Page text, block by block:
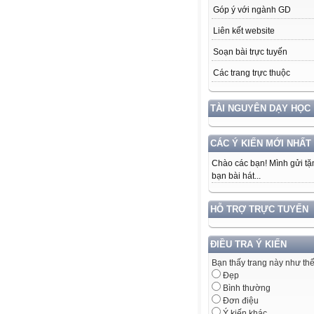
Góp ý với ngành GD
Liên kết website
Soạn bài trực tuyến
Các trang trực thuộc
TÀI NGUYÊN DẠY HỌC
CÁC Ý KIẾN MỚI NHẤT
Chào các bạn! Mình gửi
bạn bài hát...
HỖ TRỢ TRỰC TUYẾN
ĐIỀU TRA Ý KIẾN
Bạn thấy trang này như
Đẹp
Bình thường
Đơn điệu